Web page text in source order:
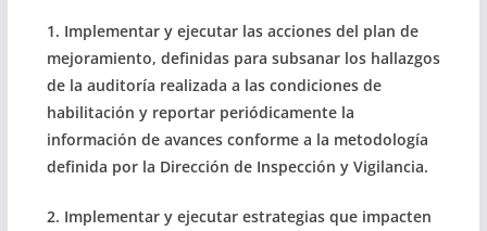
1. Implementar y ejecutar las acciones del plan de
mejoramiento, definidas para subsanar los hallazgos
de la auditoría realizada a las condiciones de
habilitación y reportar periódicamente la
información de avances conforme a la metodología
definida por la Dirección de Inspección y Vigilancia.
2. Implementar y ejecutar estrategias que impacten